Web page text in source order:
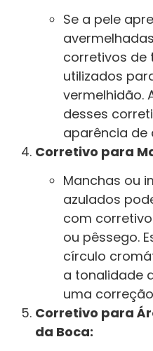
Se a pele
corretivos de
utilizados
vermelhidão.
desses
aparência de
Corretivo para
Manchas ou
azulados
com
ou pêssego.
círculo
a tonalidade
uma
Corretivo para
da Boca: